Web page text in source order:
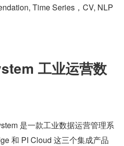
Time Series，CV, NLP
工业运营数
是一款工业数据运营管理系
和 PI Cloud 这三个集成产品